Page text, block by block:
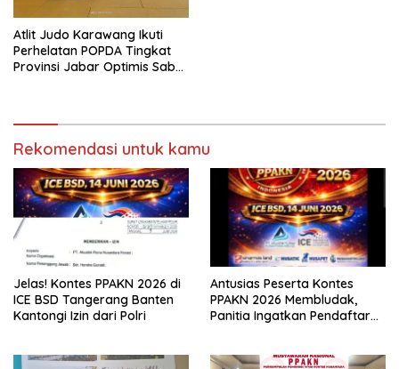
Atlit Judo Karawang Ikuti
Perhelatan POPDA Tingkat
Provinsi Jabar Optimis Sabet
Rekomendasi untuk kamu
Jelas! Kontes PPAKN 2026 di
ICE BSD Tangerang Banten
Kantongi Izin dari Polri
Antusias Peserta Kontes
PPAKN 2026 Membludak,
Panitia Ingatkan Pendaftaran